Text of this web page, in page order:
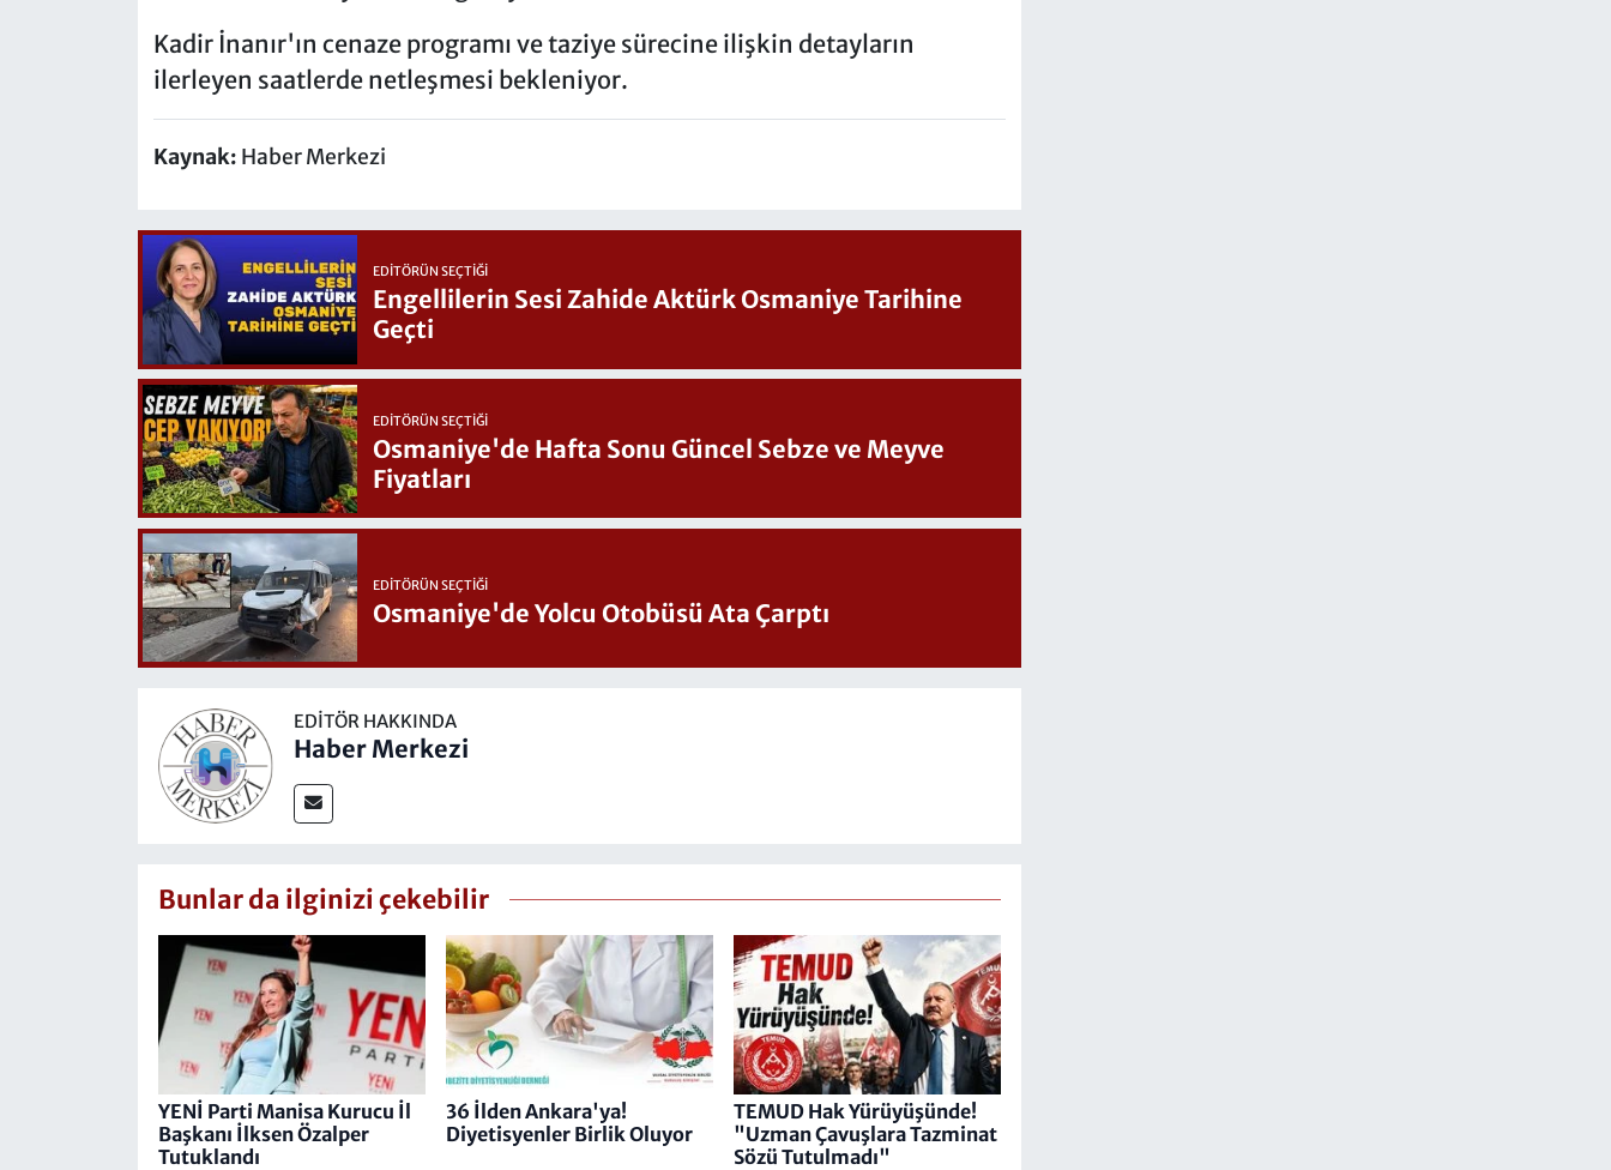
Kadir İnanır'ın cenaze programı ve taziye sürecine ilişkin detayların
ilerleyen saatlerde netleşmesi bekleniyor.
Kaynak: Haber Merkezi
EDITÖRÜN SEÇTIĞI
Engellilerin Sesi Zahide Aktürk Osmaniye Tarihine
Geçti
EDITÖRÜN SEÇTIĞI
Osmaniye'de Hafta Sonu Güncel Sebze ve Meyve
Fiyatları
EDITÖRÜN SEÇTIĞI
Osmaniye'de Yolcu Otobüsü Ata Çarptı
EDITÖR HAKKINDA
Haber Merkezi
Bunlar da ilginizi çekebilir
YENİ Parti Manisa Kurucu İl
Başkanı İlksen Özalper
Tutuklandı
36 İlden Ankara'ya!
Diyetisyenler Birlik Oluyor
TEMUD Hak Yürüyüşünde!
"Uzman Çavuşlara Tazminat
Sözü Tutulmadı"